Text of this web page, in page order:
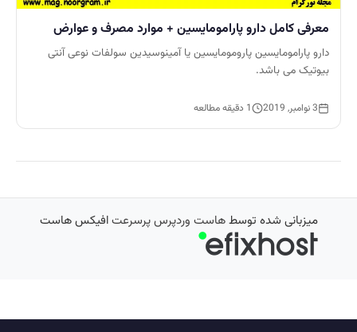
معرفی کامل دارو پارامومایسین + موارد مصرف و عوارض
دارو پارامومایسین پارومومایسین یا آمینوسیدین سولفات نوعی آنتی
بیوتیک می باشد.
3 نوامبر, 2019 1 دقیقه مطالعه
میزبانی شده توسطهاست وردپرس پرسرعتافیکس هاست